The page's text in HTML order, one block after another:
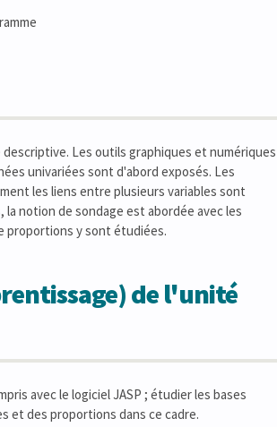
Les outils graphiques et numériques
univariées sont d'abord exposés. Les
les liens entre plusieurs variables sont
notion de sondage est abordée avec les
proportions y sont étudiées.
de l'unité
avec le logiciel JASP ; étudier les bases
et des proportions dans ce cadre.